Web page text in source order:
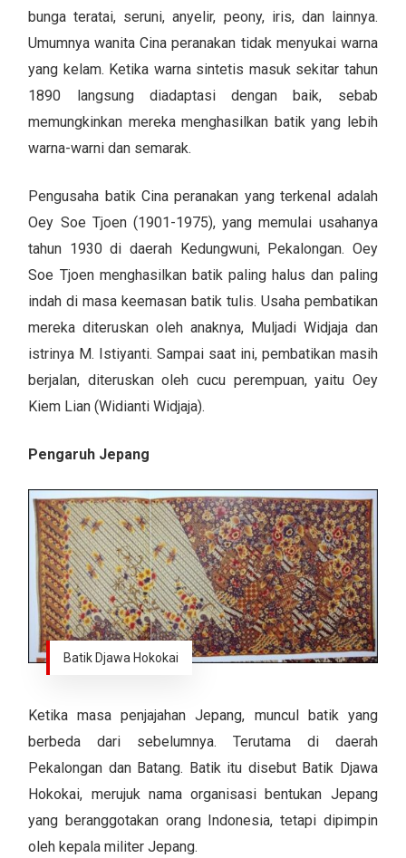
bunga teratai, seruni, anyelir, peony, iris, dan lainnya.
Umumnya wanita Cina peranakan tidak menyukai warna
yang kelam. Ketika warna sintetis masuk sekitar tahun
1890 langsung diadaptasi dengan baik, sebab
memungkinkan mereka menghasilkan batik yang lebih
warna-warni dan semarak.
Pengusaha batik Cina peranakan yang terkenal adalah
Oey Soe Tjoen (1901-1975), yang memulai usahanya
tahun 1930 di daerah Kedungwuni, Pekalongan. Oey
Soe Tjoen menghasilkan batik paling halus dan paling
indah di masa keemasan batik tulis. Usaha pembatikan
mereka diteruskan oleh anaknya, Muljadi Widjaja dan
istrinya M. Istiyanti. Sampai saat ini, pembatikan masih
berjalan, diteruskan oleh cucu perempuan, yaitu Oey
Kiem Lian (Widianti Widjaja).
Pengaruh Jepang
Batik Djawa Hokokai
Ketika masa penjajahan Jepang, muncul batik yang
berbeda dari sebelumnya. Terutama di daerah
Pekalongan dan Batang. Batik itu disebut Batik Djawa
Hokokai, merujuk nama organisasi bentukan Jepang
yang beranggotakan orang Indonesia, tetapi dipimpin
oleh kepala militer Jepang.